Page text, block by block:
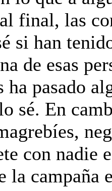
final, las
si han
de esas
ha pasado
sé. En
con nadie
la campaña